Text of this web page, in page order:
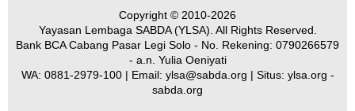
Copyright © 2010-2026
Yayasan Lembaga SABDA (YLSA). All Rights Reserved.
Bank BCA Cabang Pasar Legi Solo - No. Rekening: 0790266579
- a.n. Yulia Oeniyati
WA: 0881-2979-100| Email: ylsa@sabda.org | Situs: ylsa.org -
sabda.org